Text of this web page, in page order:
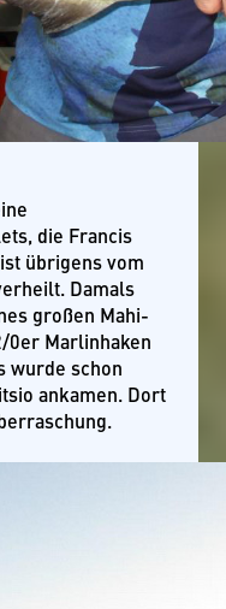
die Francis
übrigens vom
Damals
großen Mahi-
0er Marlinhaken
wurde schon
ankamen. Dort